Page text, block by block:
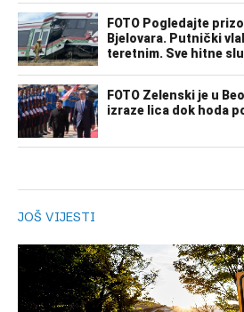
JOŠ VIJESTI